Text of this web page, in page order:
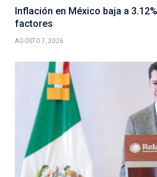
Inflación en México baja a
factores
AGOSTO 7, 2026